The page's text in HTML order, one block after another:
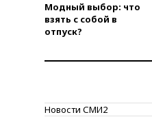
Модный выбор: что
взять с собой в
отпуск?
Новости СМИ2